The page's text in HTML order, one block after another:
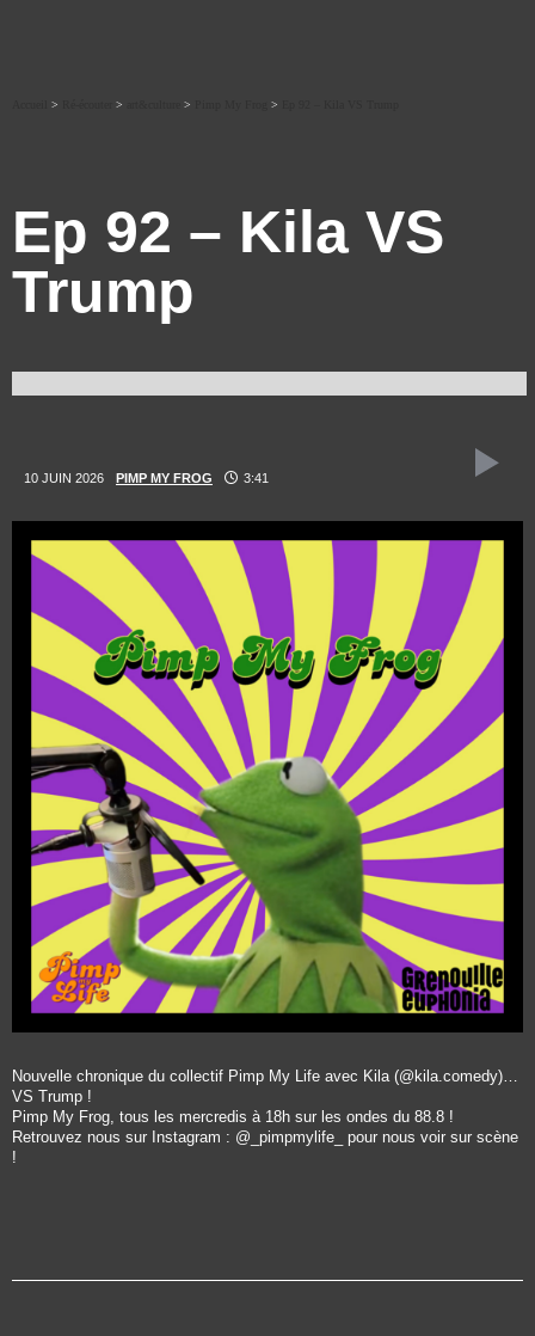
> > > >
Ep 92 – Kila VS
Trump
10 JUIN 2026 PIMP MY FROG 3:41
Nouvelle chronique du collectif Pimp My Life avec Kila (@kila.comedy)…
VS Trump !
Pimp My Frog, tous les mercredis à 18h sur les ondes du 88.8 !
Retrouvez nous sur Instagram : @_pimpmylife_ pour nous voir sur scène
!